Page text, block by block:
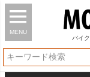
MENU
バイク